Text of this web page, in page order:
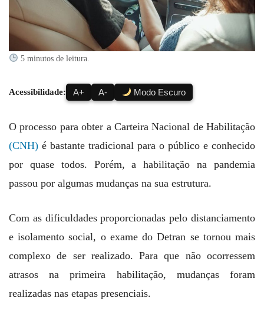
5 minutos de leitura.
Acessibilidade: A+ A- Modo Escuro
O processo para obter a Carteira Nacional de Habilitação
(CNH) é bastante tradicional para o público e conhecido
por quase todos. Porém, a habilitação na pandemia
passou por algumas mudanças na sua estrutura.
Com as dificuldades proporcionadas pelo distanciamento
e isolamento social, o exame do Detran se tornou mais
complexo de ser realizado. Para que não ocorressem
atrasos na primeira habilitação, mudanças foram
realizadas nas etapas presenciais.